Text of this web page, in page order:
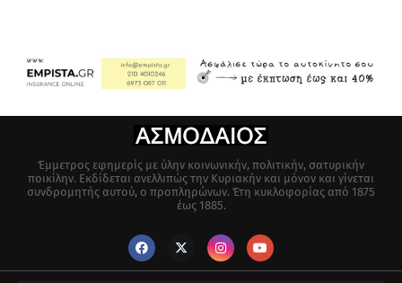
Έμμετρος εφημερίς με ύλην κοινωνικήν, πολιτικήν, σατυρικήν
ποικίλην. Εκδίδεται ανελλιπώς την Κυριακήν και μόνον και γίνεται
συνδρομητής αυτού, ο προπληρώνων. Έτη κυκλοφορίας από 1875
έως 1885.